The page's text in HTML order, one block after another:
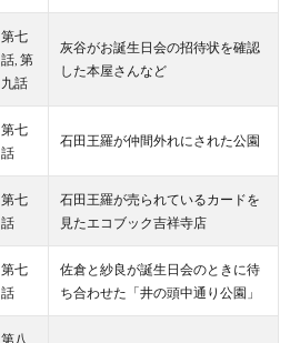
第七
話, 第
九話
灰谷がお誕生日会の招待状を確認
した本屋さんなど
第七
話
石田王羅が仲間外れにされた公園
第七
話
石田王羅が売られているカードを
見たエコブック吉祥寺店
第七
話
佐倉と紗良が誕生日会のときに待
ち合わせた「井の頭中通り公園」
第八